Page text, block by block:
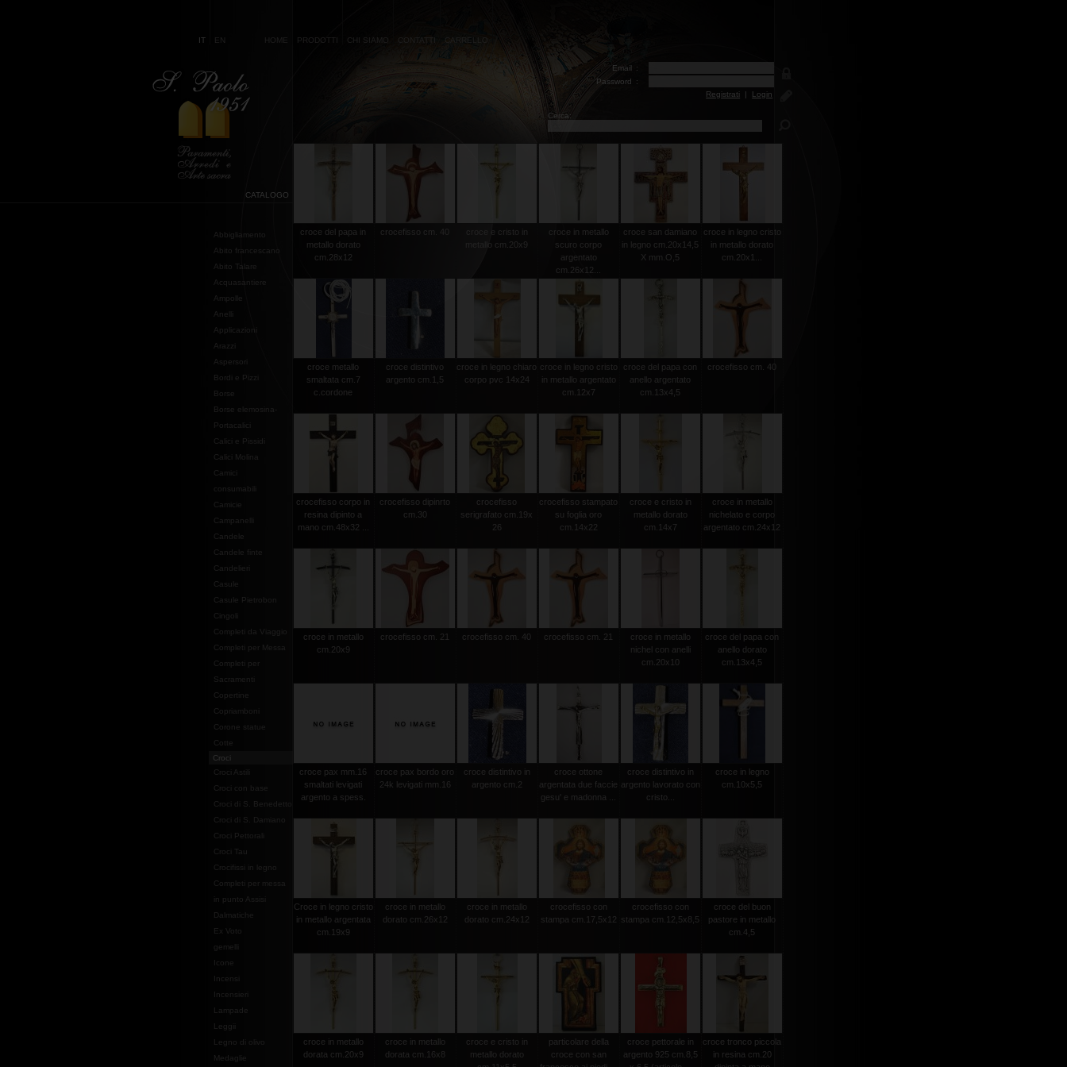
IT EN HOME PRODOTTI CHI SIAMO CONTATTI
Email :
Password
:
Registrati | Login
Cerca:
CATALOGO
Abbigliamento
Abito francescano
Abito Talare
Acquasantiere
Ampolle
Anelli
Applicazioni
Arazzi
Aspersori
Bordi e Pizzi
Borse
Borse elemosina-
Portacalici
Calici e Pissidi
Calici Molina
Camici
consumabili
Camicie
Campanelli
Candele
Candele finte
Candelieri
Casule
Casule Pietrobon
Cingoli
Completi da Viaggio
Completi per Messa
Completi per
Sacramenti
Copertine
Copriamboni
Corone statue
Cotte
Croci
Croci Astili
Croci con base
Croci di S. Benedetto
Croci di S. Damiano
Croci Pettorali
Croci Tau
Crocifissi in legno
Completi per messa
in punto Assisi
Dalmatiche
Ex Voto
gemelli
Icone
Incensi
Incensieri
Lampade
Leggii
Legno di olivo
Medaglie
croce del papa in
metallo dorato
cm.28x12
crocefisso cm. 40
croce e cristo in
metallo cm.20x9
croce in metallo
scuro corpo
argentato
cm.26x12...
croce san damiano
in legno cm.20x14,5
X mm.O,5
croce in legno cristo
in metallo dorato
cm.20x1...
croce metallo
smaltata cm.7
c.cordone
croce distintivo
argento cm.1,5
croce in legno chiaro
corpo pvc 14x24
croce in legno cristo
in metallo argentato
cm.12x7
croce del papa con
anello argentato
cm.13x4,5
crocefisso cm. 40
crocefisso corpo in
resina dipinto a
mano cm.48x32 ...
crocefisso dipinrto
cm.30
crocefisso
serigrafato cm.19x
26
crocefisso stampato
su foglia oro
cm.14x22
croce e cristo in
metallo dorato
cm.14x7
croce in metallo
nichelato e corpo
argentato cm.24x12
croce in metallo
cm.20x9
crocefisso cm. 21 crocefisso cm. 40 crocefisso cm. 21
croce in metallo
nichel con anelli
cm.20x10
croce del papa con
anello dorato
cm.13x4,5
croce pax mm.16
smaltati levigati
argento a spess.
croce pax bordo oro
24k levigati mm.16
croce distintivo in
argento cm.2
croce ottone
argentata due faccie
gesu' e madonna ...
croce distintivo in
argento lavorato con
cristo...
croce in legno
cm.10x5,5
Croce in legno cristo
in metallo argentata
cm.19x9
croce in metallo
dorato cm.26x12
croce in metallo
dorato cm.24x12
crocefisso con
stampa cm.17,5x12
crocefisso con
stampa cm.12,5x8,5
croce del buon
pastore in metallo
cm.4,5
croce in metallo
dorata cm.20x9
croce in metallo
dorata cm.16x8
croce e cristo in
metallo dorato
particolare della
croce con san
croce pettorale in
argento 925 cm.8,5
croce tronco piccola
in resina cm.20